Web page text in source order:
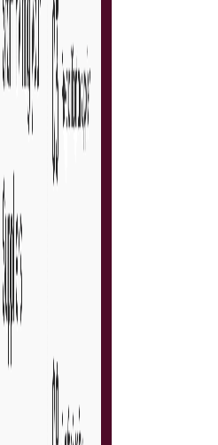
met inkopen, kunnen
nemen,
worden gestroomlijnd en
Deze aanpak
en zorgt voor tijdige
en diensten.